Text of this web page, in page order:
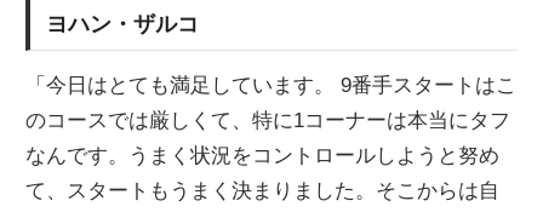
ヨハン・ザルコ
「今日はとても満足しています。 9番手スタートはこ
のコースでは厳しくて、特に1コーナーは本当にタフ
なんです。うまく状況をコントロールしようと努め
て、スタートもうまく決まりました。そこからは自